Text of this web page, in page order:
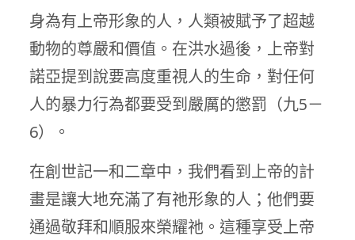
身為有上帝形象的人，人類被賦予了超越
動物的尊嚴和價值。在洪水過後，上帝對
諾亞提到說要高度重視人的生命，對任何
人的暴力行為都要受到嚴厲的懲罰（九5－
6）。
在創世記一和二章中，我們看到上帝的計
畫是讓大地充滿了有祂形象的人；他們要
通過敬拜和順服來榮耀祂。這種享受上帝